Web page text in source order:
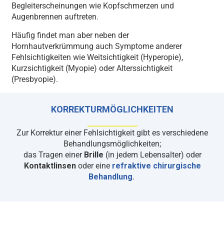
Begleiterscheinungen wie Kopfschmerzen und
Augenbrennen auftreten.
Häufig findet man aber neben der
Hornhautverkrümmung auch Symptome anderer
Fehlsichtigkeiten wie Weitsichtigkeit (Hyperopie),
Kurzsichtigkeit (Myopie) oder Alterssichtigkeit
(Presbyopie).
KORREKTURMÖGLICHKEITEN
Zur Korrektur einer Fehlsichtigkeit gibt es verschiedene
Behandlungsmöglichkeiten;
das Tragen einerBrille (in jedem Lebensalter) oder
Kontaktlinsenoder eine refraktive chirurgische
Behandlung.